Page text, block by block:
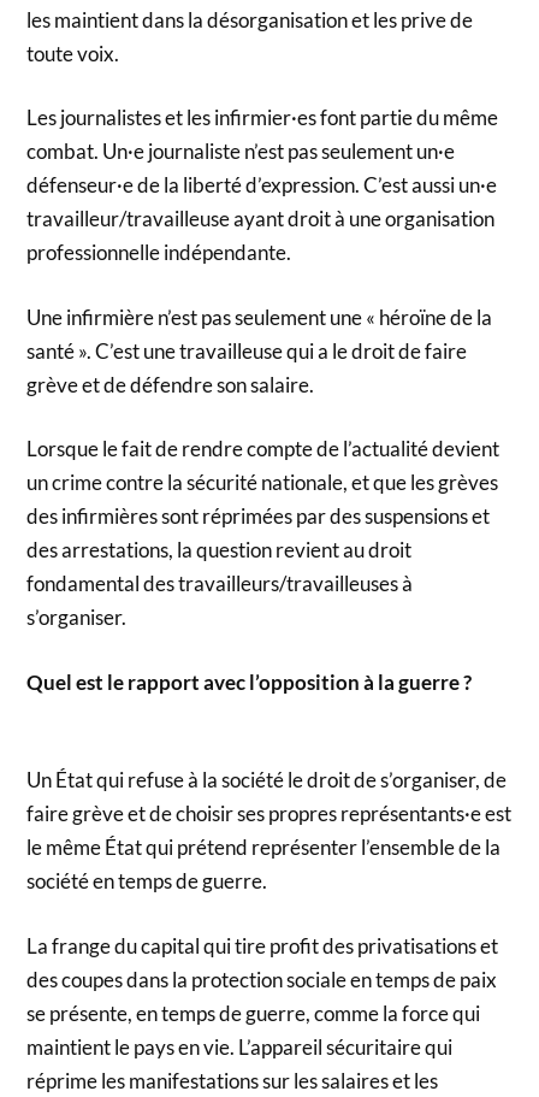
les maintient dans la désorganisation et les prive de
toute voix.
Les journalistes et les infirmier·es font partie du même
combat. Un·e journaliste n’est pas seulement un·e
défenseur·e de la liberté d’expression. C’est aussi un·e
travailleur/travailleuse ayant droit à une organisation
professionnelle indépendante.
Une infirmière n’est pas seulement une « héroïne de la
santé ». C’est une travailleuse qui a le droit de faire
grève et de défendre son salaire.
Lorsque le fait de rendre compte de l’actualité devient
un crime contre la sécurité nationale, et que les grèves
des infirmières sont réprimées par des suspensions et
des arrestations, la question revient au droit
fondamental des travailleurs/travailleuses à
s’organiser.
Quel est le rapport avec l’opposition à la guerre ?
Un État qui refuse à la société le droit de s’organiser, de
faire grève et de choisir ses propres représentants·e est
le même État qui prétend représenter l’ensemble de la
société en temps de guerre.
La frange du capital qui tire profit des privatisations et
des coupes dans la protection sociale en temps de paix
se présente, en temps de guerre, comme la force qui
maintient le pays en vie. L’appareil sécuritaire qui
réprime les manifestations sur les salaires et les